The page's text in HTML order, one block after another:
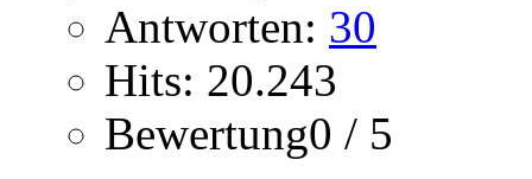
Antworten: 30
Hits: 20.243
Bewertung0 / 5